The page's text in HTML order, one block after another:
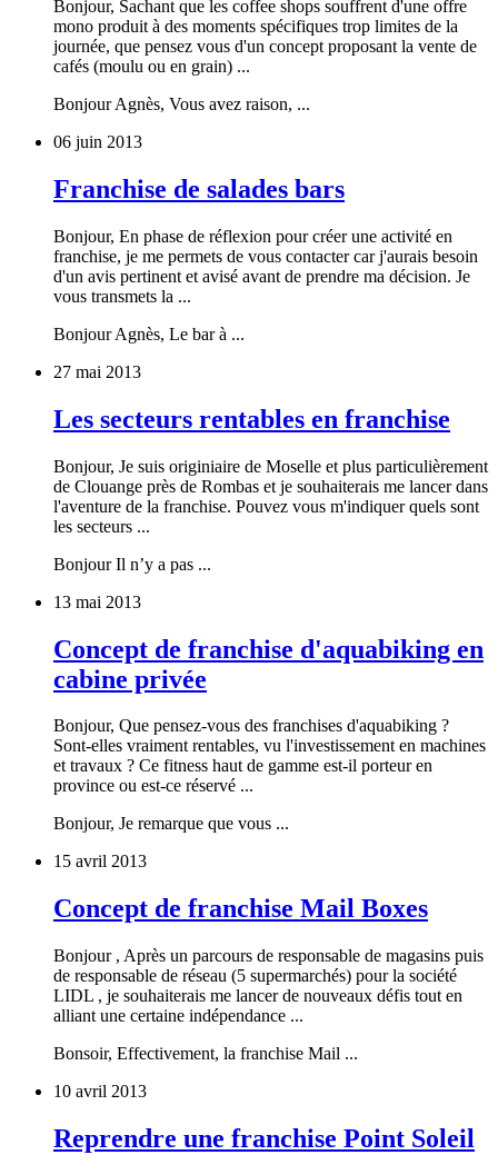
Bonjour, Sachant que les coffee shops souffrent d'une offre
mono produit à des moments spécifiques trop limites de la
journée, que pensez vous d'un concept proposant la vente de
cafés (moulu ou en grain) ...
Bonjour Agnès, Vous avez raison, ...
06 juin 2013
Franchise de salades bars
Bonjour, En phase de réflexion pour créer une activité en
franchise, je me permets de vous contacter car j'aurais besoin
d'un avis pertinent et avisé avant de prendre ma décision. Je
vous transmets la ...
Bonjour Agnès, Le bar à ...
27 mai 2013
Les secteurs rentables en franchise
Bonjour, Je suis originiaire de Moselle et plus particulièrement
de Clouange près de Rombas et je souhaiterais me lancer dans
l'aventure de la franchise. Pouvez vous m'indiquer quels sont
les secteurs ...
Bonjour Il n’y a pas ...
13 mai 2013
Concept de franchise d'aquabiking en
cabine privée
Bonjour, Que pensez-vous des franchises d'aquabiking ?
Sont-elles vraiment rentables, vu l'investissement en machines
et travaux ? Ce fitness haut de gamme est-il porteur en
province ou est-ce réservé ...
Bonjour, Je remarque que vous ...
15 avril 2013
Concept de franchise Mail Boxes
Bonjour , Après un parcours de responsable de magasins puis
de responsable de réseau (5 supermarchés) pour la société
LIDL , je souhaiterais me lancer de nouveaux défis tout en
alliant une certaine indépendance ...
Bonsoir, Effectivement, la franchise Mail ...
10 avril 2013
Reprendre une franchise Point Soleil